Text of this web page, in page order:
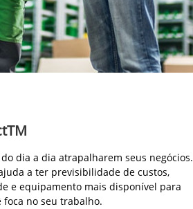
dia a dia atrapalharem seus negócios.
a ter previsibilidade de custos,
e equipamento mais disponível para
no seu trabalho.